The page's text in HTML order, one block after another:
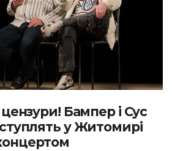
цензури! Бампер і Сус
у Житомирі